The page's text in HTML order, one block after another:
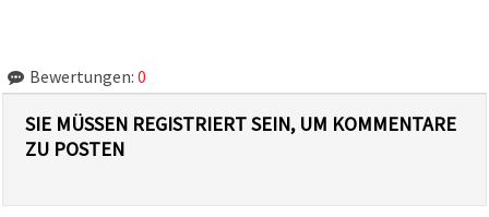
Bewertungen: 0
SIE MÜSSEN REGISTRIERT SEIN, UM KOMMENTARE
ZU POSTEN